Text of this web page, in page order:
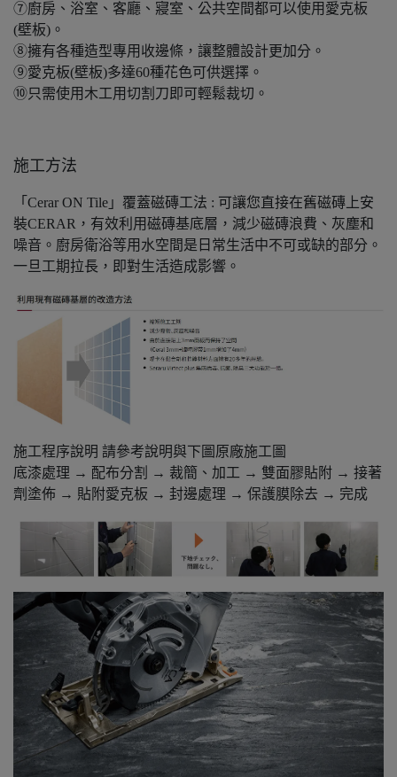
⑦廚房、浴室、客廳、寢室、公共空間都可以使用愛克板
(壁板)。
⑧擁有各種造型專用收邊條，讓整體設計更加分。
⑨愛克板(壁板)多達60種花色可供選擇。
⑩只需使用木工用切割刀即可輕鬆裁切。
施工方法
「Cerar ON Tile」覆蓋磁磚工法 : 可讓您直接在舊磁磚上安
裝CERAR，有效利用磁磚基底層，減少磁磚浪費、灰塵和
噪音。廚房衛浴等用水空間是日常生活中不可或缺的部分。
一旦工期拉長，即對生活造成影響。
施工程序說明 請參考說明與下圖原廠施工圖
底漆處理 → 配布分割 → 裁簡、加工 → 雙面膠貼附 → 接著
劑塗佈 → 貼附愛克板 → 封邊處理 → 保護膜除去 → 完成